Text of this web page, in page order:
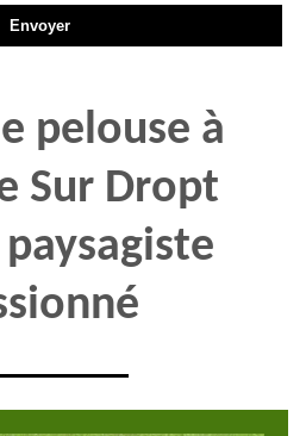
pelouse à
Sur Dropt